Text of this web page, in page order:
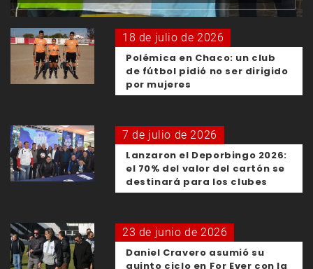
18 de julio de 2026
Polémica en Chaco: un club
de fútbol pidió no ser dirigido
por mujeres
7 de julio de 2026
Lanzaron el Deporbingo 2026:
el 70% del valor del cartón se
destinará para los clubes
23 de junio de 2026
Daniel Cravero asumió su
quinto ciclo en For Ever con la